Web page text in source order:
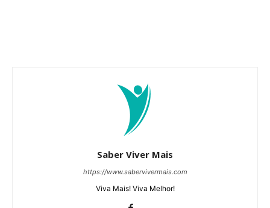
Saber Viver Mais
https://www.sabervivermais.com
Viva Mais! Viva Melhor!